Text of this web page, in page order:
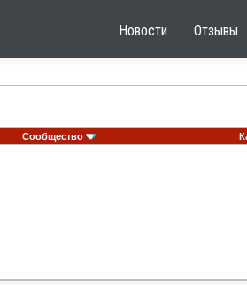
Новости Отзывы
Сообщество